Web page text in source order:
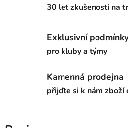
30 let zkušeností na
Exklusivní podmínky
pro kluby a týmy
Kamenná prodejna
přijďte si k nám zboží